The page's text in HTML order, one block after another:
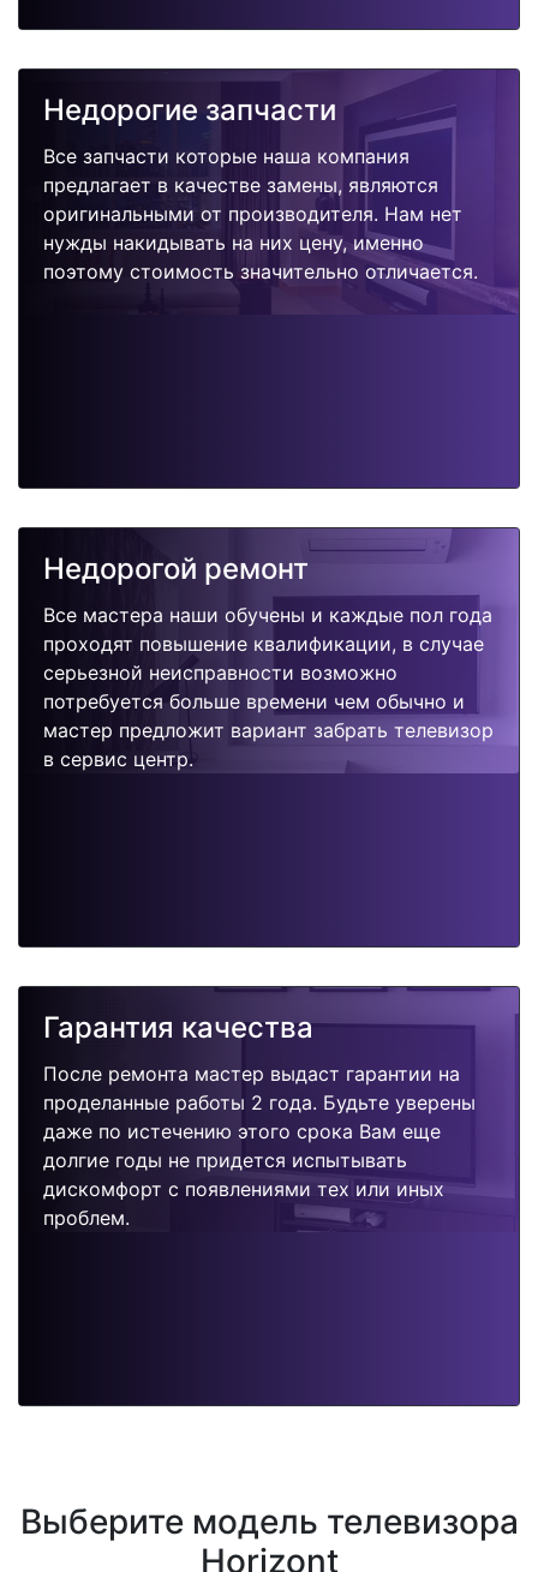
Недорогие запчасти
Все запчасти которые наша компания
предлагает в качестве замены, являются
оригинальными от производителя. Нам нет
нужды накидывать на них цену, именно
поэтому стоимость значительно отличается.
Недорогой ремонт
Все мастера наши обучены и каждые пол года
проходят повышение квалификации, в случае
серьезной неисправности возможно
потребуется больше времени чем обычно и
мастер предложит вариант забрать телевизор
в сервис центр.
Гарантия качества
После ремонта мастер выдаст гарантии на
проделанные работы 2 года. Будьте уверены
даже по истечению этого срока Вам еще
долгие годы не придется испытывать
дискомфорт с появлениями тех или иных
проблем.
Выберите модель телевизора
Horizont